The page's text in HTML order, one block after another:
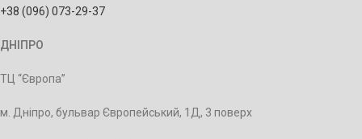
+38 (096) 073-29-37
ДНІПРО
ТЦ “Європа”
м. Дніпро, бульвар Європейський, 1Д, 3 поверх